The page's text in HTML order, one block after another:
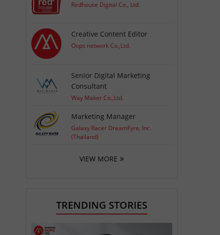
Redhouse Digital Co., Ltd.
Creative Content Editor
Oops network Co.,Ltd.
Senior Digital Marketing
Consultant
Way Maker Co.,Ltd.
Marketing Manager
Galaxy Racer DreamFyre, Inc.
(Thailand)
VIEW MORE
TRENDING STORIES